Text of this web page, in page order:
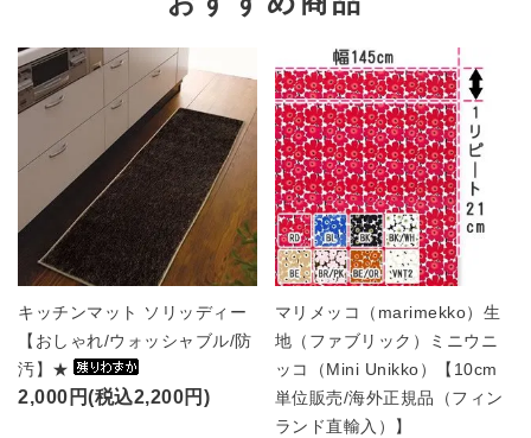
キッチンマット ソリッディー
【おしゃれ/ウォッシャブル/防
汚】★
2,000円(税込2,200円)
マリメッコ（marimekko）生
地（ファブリック）ミニウニ
ッコ（Mini Unikko）【10cm
単位販売/海外正規品（フィン
ランド直輸入）】